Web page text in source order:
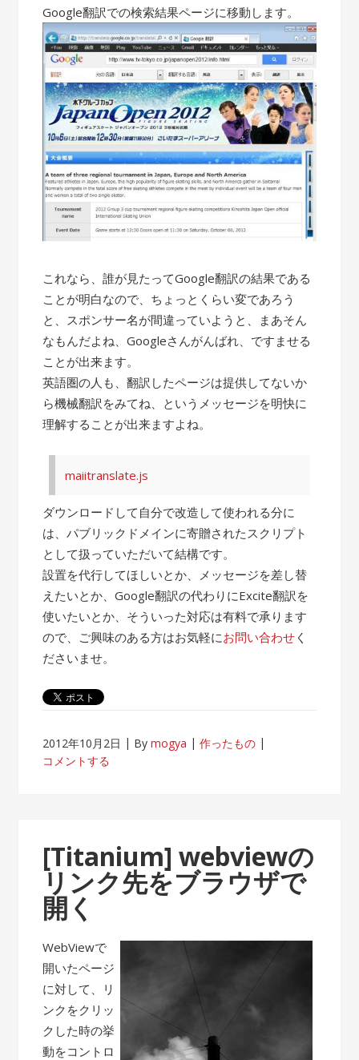
Google翻訳での検索結果ページに移動します。
これなら、誰が見たってGoogle翻訳の結果である
ことが明白なので、ちょっとくらい変であろう
と、スポンサー名が間違っていようと、まあそん
なもんだよね、Googleさんがんばれ、ですませる
ことが出来ます。
英語圏の人も、翻訳したページは提供してないか
ら機械翻訳をみてね、というメッセージを明快に
理解することが出来ますよね。
maiitranslate.js
ダウンロードして自分で改造して使われる分に
は、パブリックドメインに寄贈されたスクリプト
として扱っていただいて結構です。
設置を代行してほしいとか、メッセージを差し替
えたいとか、Google翻訳の代わりにExcite翻訳を
使いたいとか、そういった対応は有料で承ります
ので、ご興味のある方はお気軽にお問い合わせ く
ださいませ。
2012年10月2日 Bymogya
作ったもの
コメントする
[Titanium] webviewの
リンク先をブラウザで
開く
WebViewで
開いたページ
に対して、リ
ンクをクリッ
クした時の挙
動をコントロ